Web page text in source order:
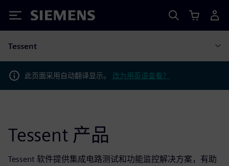
Siemens
Tessent
此页面采用自动翻译显示。 改为用英语查看？
Tessent 产品
Tessent 软件提供集成电路测试和功能监控解决方案，有助